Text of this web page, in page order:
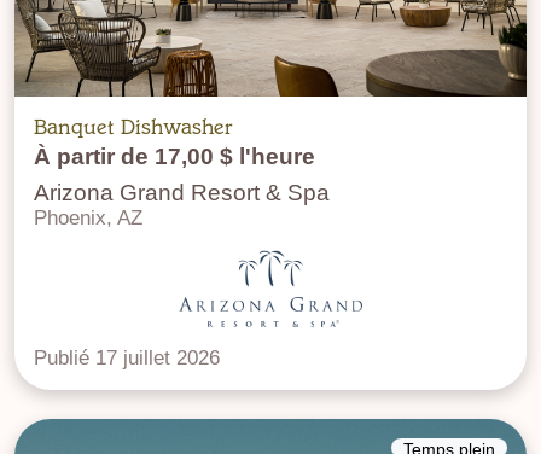
Banquet Dishwasher
À partir de 17,00 $ l'heure
Arizona Grand Resort & Spa
Phoenix, AZ
Publié 17 juillet 2026
Temps plein